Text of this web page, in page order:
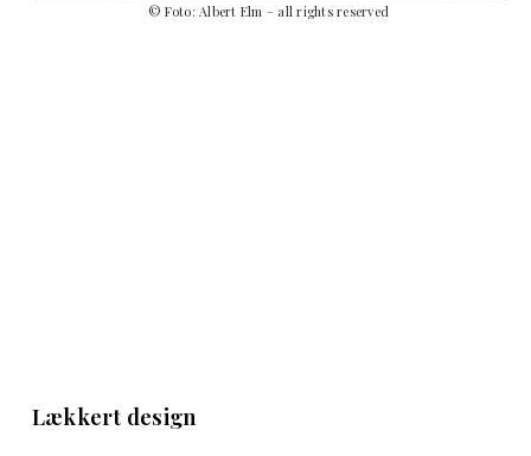
© Foto: Albert Elm – all rights reserved
Lækkert design